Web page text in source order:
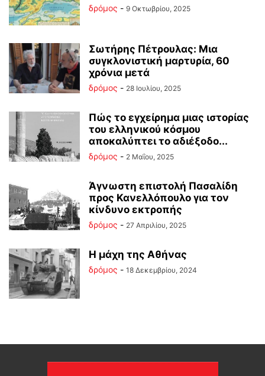
δρόμος - 9 Οκτωβρίου, 2025
Σωτήρης Πέτρουλας: Μια
συγκλονιστική μαρτυρία, 60
χρόνια μετά
δρόμος - 28 Ιουλίου, 2025
Πώς το εγχείρημα μιας ιστορίας
του ελληνικού κόσμου
αποκαλύπτει το αδιέξοδο...
δρόμος - 2 Μαΐου, 2025
Άγνωστη επιστολή Πασαλίδη
προς Κανελλόπουλο για τον
κίνδυνο εκτροπής
δρόμος - 27 Απριλίου, 2025
Η μάχη της Αθήνας
δρόμος - 18 Δεκεμβρίου, 2024